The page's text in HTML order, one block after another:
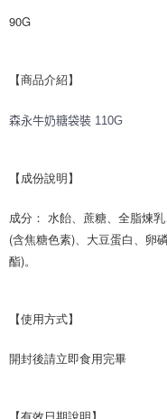
90G
【商品介紹】
森永牛奶糖袋裝 110G
【成份說明】
成分： 水飴、蔗糖、全脂煉
(含焦糖色素)、大豆蛋白、卵
酯)。
【使用方式】
開封後請立即食用完畢